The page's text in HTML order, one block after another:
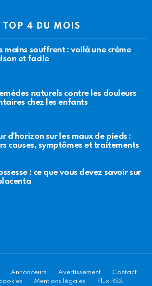
TOP 4 DU MOIS
mains souffrent : voilà une crème
et facile
naturels contre les douleurs
chez les enfants
d’horizon sur les maux de pieds :
causes, symptômes et traitements
: ce que vous devez savoir sur
Annonceurs Avertissement
Contact
Mentions légales Flux RSS